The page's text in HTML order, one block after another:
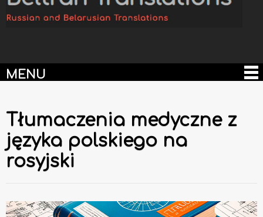
MENU
Tłumaczenia medyczne z
języka polskiego na
rosyjski